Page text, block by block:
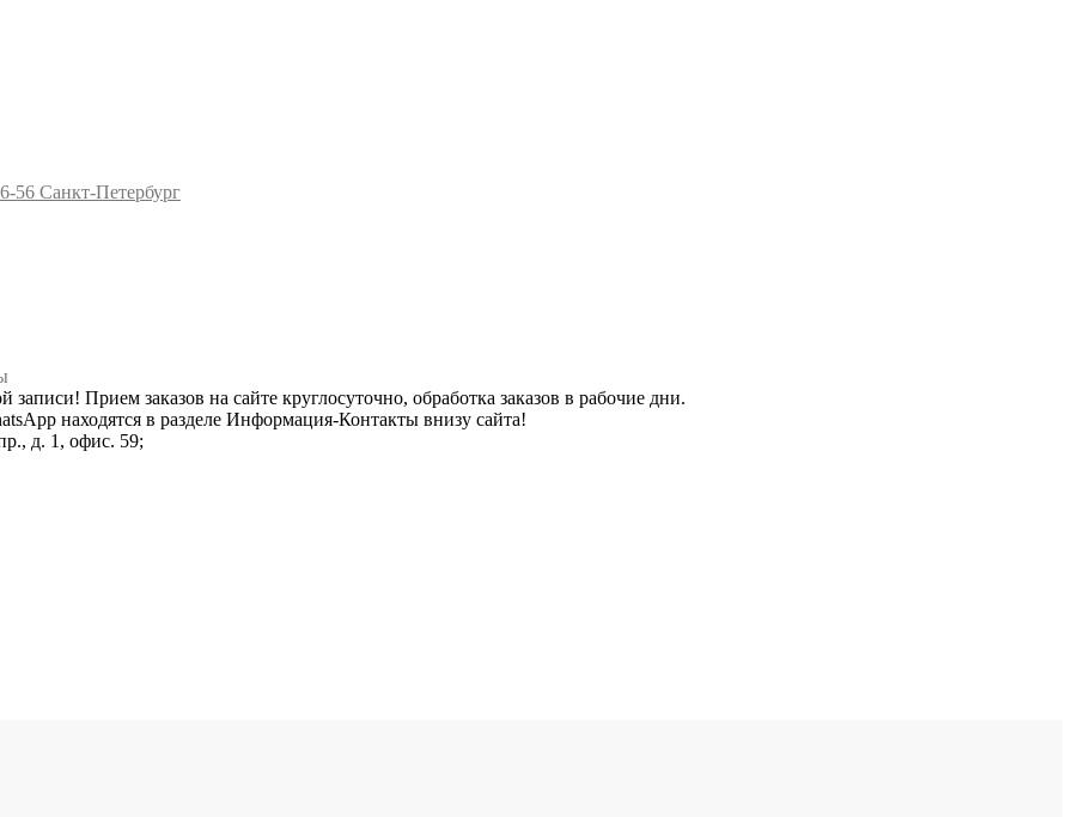
56 Санкт-Петербург
Прием заказов на сайте круглосуточно, обработка заказов в рабочие дни.
находятся в разделе Информация-Контакты внизу сайта!
д. 1, офис. 59;